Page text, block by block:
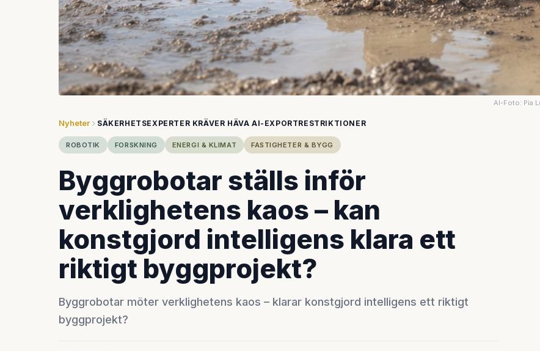
AI-Foto: Pia
Nyheter SÄKERHETSEXPERTER KRÄVER HÄVA AI-EXPORTRESTRIKTIONER
ROBOTIK FORSKNING ENERGI & KLIMAT FASTIGHETER & BYGG
Byggrobotar ställs inför
verklighetens kaos – kan
konstgjord intelligens klara ett
riktigt byggprojekt?
Byggrobotar möter verklighetens kaos – klarar konstgjord intelligens ett riktigt
byggprojekt?